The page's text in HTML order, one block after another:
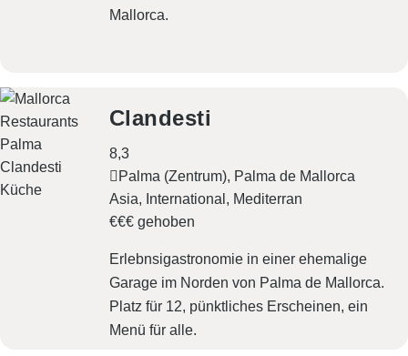
Mallorca.
Clandesti
8,3
Palma (Zentrum), Palma de Mallorca
Asia
International
Mediterran
€€€ gehoben
Erlebnsigastronomie in einer ehemalige
Garage im Norden von Palma de Mallorca.
Platz für 12, pünktliches Erscheinen, ein
Menü für alle.